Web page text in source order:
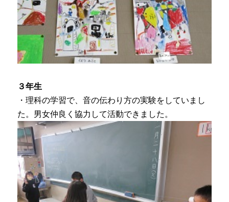
３年生
・理科の学習で、音の伝わり方の実験をしていまし
た。男女仲良く協力して活動できました。